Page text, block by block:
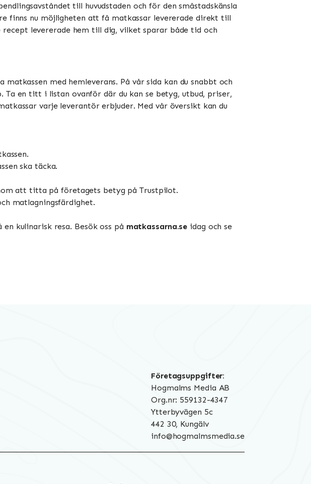
till huvudstaden och för den småstadskänsla
finns nu möjligheten att få matkassar levererade direkt till
levererade hem till dig, vilket sparar både tid och
med hemleverans. På vår sida kan du snabbt och
en titt i listan ovanför där du kan se betyg, utbud, priser,
varje leverantör erbjuder. Med vår översikt kan du
ska täcka.
att titta på företagets betyg på Trustpilot.
matlagningsfärdighet.
kulinarisk resa. Besök oss på matkassarna.se idag och se
Företagsuppgifter:
Hogmalms Media AB
Org.nr: 559132-4347
Ytterbyvägen 5c
442 30, Kungälv
info@hogmalmsmedia.se